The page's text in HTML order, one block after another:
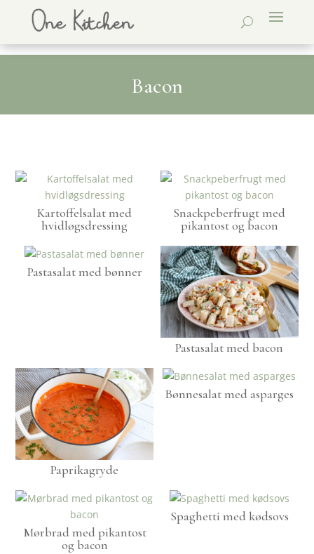
Bacon
Kartoffelsalat med
hvidløgsdressing
Snackpeberfrugt med
pikantost og bacon
Pastasalat med bønner
Pastasalat med bacon
Paprikagryde
Bønnesalat med asparges
Mørbrad med pikantost
og bacon
Spaghetti med kødsovs